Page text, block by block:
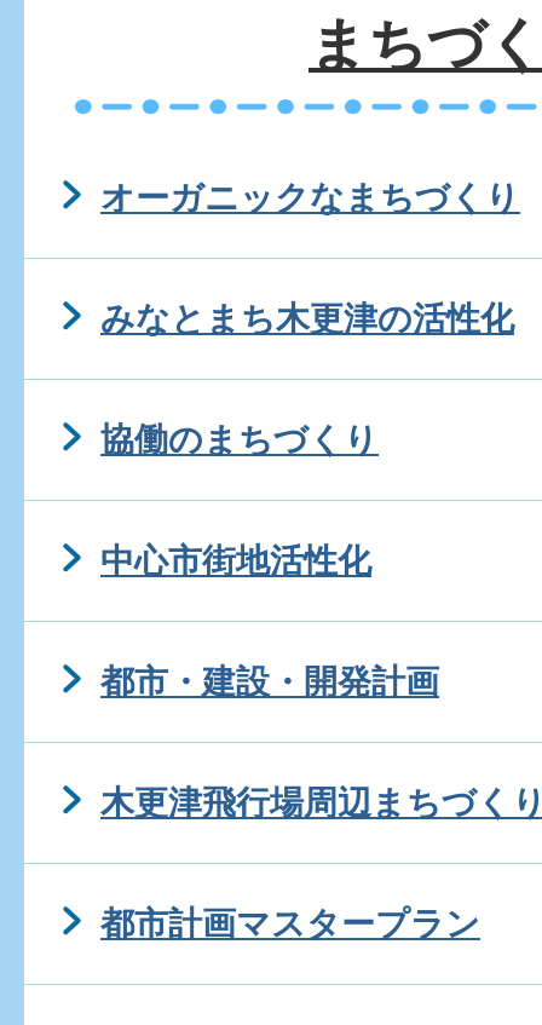
まちづ
オーガニックなまちづくり
みなとまち木更津の活性化
協働のまちづくり
中心市街地活性化
都市・建設・開発計画
木更津飛行場周辺まちづく
都市計画マスタープラン